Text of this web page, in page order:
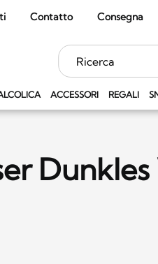
Contatto Consegna
ACCESSORI REGALI
Parole
chiave
Dunkles